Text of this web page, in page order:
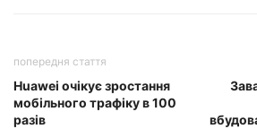
попередня стаття
Huawei очікує зростання
мобільного трафіку в 100
разів